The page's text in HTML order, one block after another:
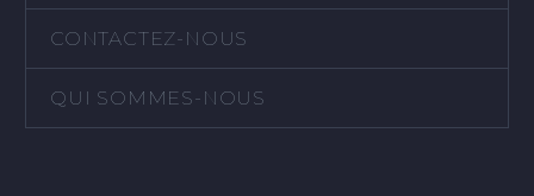
CONTACTEZ-NOUS
QUI SOMMES-NOUS